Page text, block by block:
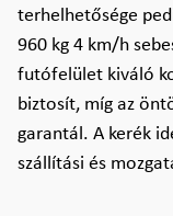
terhelhetősége
960 kg 4 km/h
futófelület kiváló
biztosít, míg az
garantál. A kerék
szállítási és